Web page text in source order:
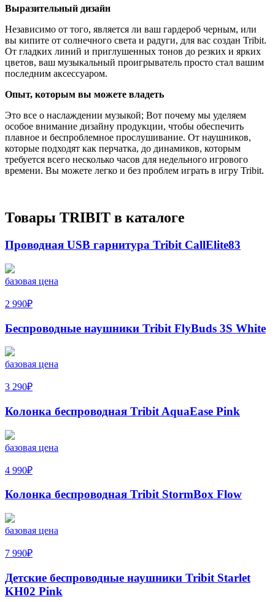
Выразительный дизайн
Независимо от того, является ли ваш гардероб черным, или
вы кипите от солнечного света и радуги, для вас создан Tribit.
От гладких линий и приглушенных тонов до резких и ярких
цветов, ваш музыкальный проигрыватель просто стал вашим
последним аксессуаром.
Опыт, которым вы можете владеть
Это все о наслаждении музыкой; Вот почему мы уделяем
особое внимание дизайну продукции, чтобы обеспечить
плавное и беспроблемное прослушивание. От наушников,
которые подходят как перчатка, до динамиков, которым
требуется всего несколько часов для недельного игрового
времени. Вы можете легко и без проблем играть в игру Tribit.
Товары TRIBIT в каталоге
Проводная USB гарнитура Tribit CallElite83
базовая цена
2 990₽
Беспроводные наушники Tribit FlyBuds 3S White
базовая цена
3 290₽
Колонка беспроводная Tribit AquaEase Pink
базовая цена
4 990₽
Колонка беспроводная Tribit StormBox Flow
базовая цена
7 990₽
Детские беспроводные наушники Tribit Starlet
KH02 Pink